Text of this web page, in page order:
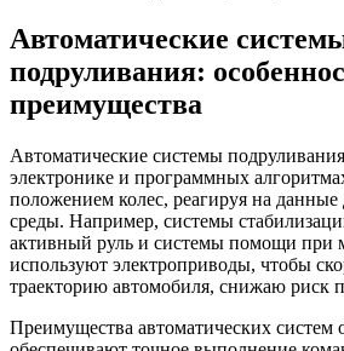
Автоматические
подруливания:
преимущества
Автоматические системы
электронике и программных
положением колес, реагируя на
среды. Например, системы
активный руль и системы помощи при
используют электроприводы, чтобы
траекторию автомобиля, снижаю риск
Преимущества автоматических систем